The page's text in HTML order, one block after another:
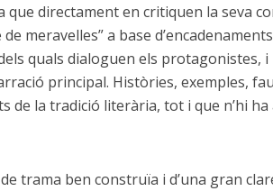
directament en critiquen la seva
meravelles” a base d’encadenaments
quals dialoguen els protagonistes, i
principal. Històries, exemples,
de la tradició literària, tot i que n’hi
trama ben construïa i d’una gran